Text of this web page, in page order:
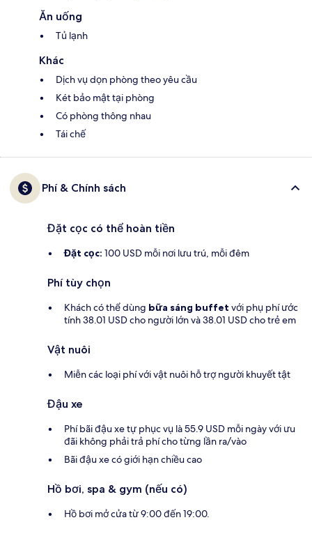
Ăn uống
Tủ lạnh
Khác
Dịch vụ dọn phòng theo yêu cầu
Két bảo mật tại phòng
Có phòng thông nhau
Tái chế
Phí & Chính sách
Đặt cọc có thể hoàn tiền
Đặt cọc: 100 USD mỗi nơi lưu trú, mỗi đêm
Phí tùy chọn
Khách có thể dùng bữa sáng buffet với phụ phí ước
tính 38.01 USD cho người lớn và 38.01 USD cho trẻ em
Vật nuôi
Miễn các loại phí với vật nuôi hỗ trợ người khuyết tật
Đậu xe
Phí bãi đậu xe tự phục vụ là 55.9 USD mỗi ngày với ưu
đãi không phải trả phí cho từng lần ra/vào
Bãi đậu xe có giới hạn chiều cao
Hồ bơi, spa & gym (nếu có)
Hồ bơi mở cửa từ 9:00 đến 19:00.